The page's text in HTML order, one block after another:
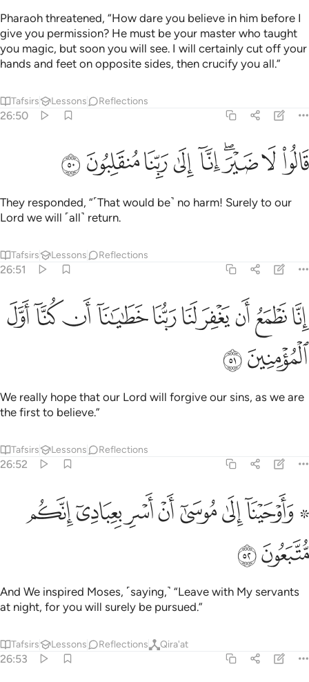
Pharaoh threatened, “How dare you believe in him before I
give you permission? He must be your master who taught
you magic, but soon you will see. I will certainly cut off your
hands and feet on opposite sides, then crucify you all.”
Tafsirs Lessons Reflections
26:50
قالوا لا ضير انا الى ربنا منقلبون ٥٠
قَالُوا۟ لَا ضَيْرَ ۖ إِنَّآ إِلَىٰ رَبِّنَا مُنقَلِبُونَ ٥٠
ﲝﲞﲟﲠﲡﲢﲣﲤﲥ
They responded, “˹That would be˺ no harm! Surely to our
Lord we will ˹all˺ return.
Tafsirs Lessons Reflections
26:51
انا نطمع ان يغفر لنا ربنا خطايانا ان كنا اول المومنين ٥١
إِنَّا نَطْمَعُ أَن يَغْفِرَ لَنَا رَبُّنَا خَطَـٰيَـٰنَآ أَن كُنَّآ أَوَّلَ
ﲦﲧﲨﲩﲪﲫﲬﲭﲮﲯ
ﲰﲱ
We really hope that our Lord will forgive our sins, as we are
the first to believe.”
Tafsirs Lessons Reflections
26:52
۞ واوحينا الى موسى ان اسر بعبادي انكم متبعون ٥٢
۞ وَأَوْحَيْنَآ إِلَىٰ مُوسَىٰٓ أَنْ أَسْرِ بِعِبَادِىٓ إِنَّكُم مُّتَّبَعُونَ ٥٢
ﲲ ﲳﲴﲵﲶﲷﲸﲹ
ﲺﲻ
And We inspired Moses, ˹saying,˺ “Leave with My servants
at night, for you will surely be pursued.”
Tafsirs Lessons Reflections Qira'at
26:53